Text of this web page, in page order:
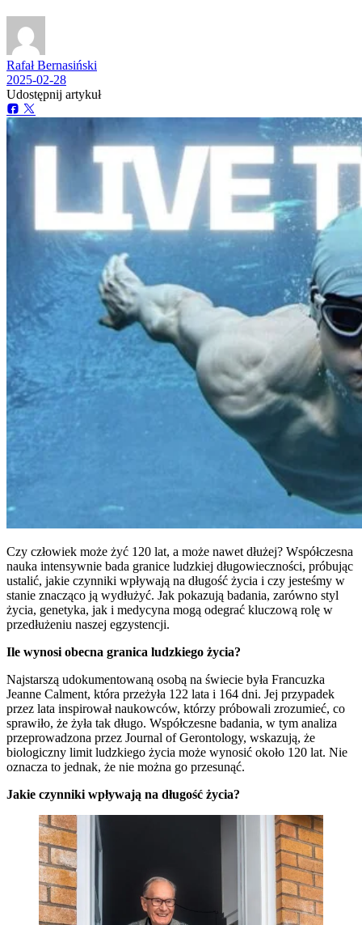
Rafał Bernasiński
2025-02-28
Udostępnij artykuł
Czy człowiek może żyć 120 lat, a może nawet dłużej? Współczesna
nauka intensywnie bada granice ludzkiej długowieczności, próbując
ustalić, jakie czynniki wpływają na długość życia i czy jesteśmy w
stanie znacząco ją wydłużyć. Jak pokazują badania, zarówno styl
życia, genetyka, jak i medycyna mogą odegrać kluczową rolę w
przedłużeniu naszej egzystencji.
Ile wynosi obecna granica ludzkiego życia?
Najstarszą udokumentowaną osobą na świecie była Francuzka
Jeanne Calment, która przeżyła 122 lata i 164 dni. Jej przypadek
przez lata inspirował naukowców, którzy próbowali zrozumieć, co
sprawiło, że żyła tak długo. Współczesne badania, w tym analiza
przeprowadzona przez Journal of Gerontology, wskazują, że
biologiczny limit ludzkiego życia może wynosić około 120 lat. Nie
oznacza to jednak, że nie można go przesunąć.
Jakie czynniki wpływają na długość życia?